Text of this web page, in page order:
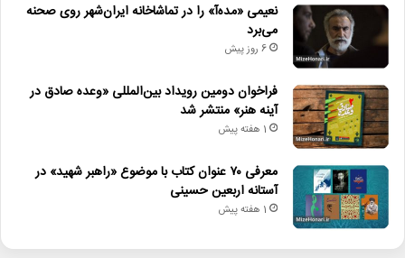
نعیمی «مده‌آ» را در تماشاخانه ایران‌شهر روی صحنه
می‌برد
6 روز پیش
فراخوان دومین رویداد بین‌المللی «وعده صادق در
آینه هنر» منتشر شد
1 هفته پیش
معرفی ۷۰ عنوان کتاب با موضوع «راهبر شهید» در
آستانه اربعین حسینی
1 هفته پیش